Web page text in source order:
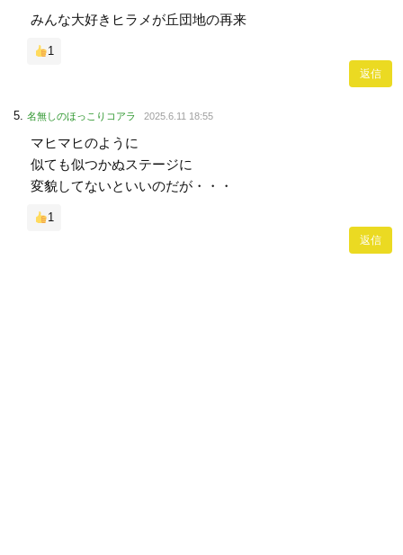
みんな大好きヒラメが丘団地の再来
1
返信
名無しのほっこりコアラ 2025.6.11 18:55
マヒマヒのように
似ても似つかぬステージに
変貌してないといいのだが・・・
1
返信